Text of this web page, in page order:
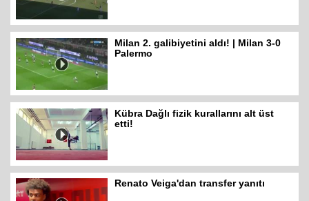
Milan 2. galibiyetini aldı! | Milan 3-0
Palermo
Kübra Dağlı fizik kurallarını alt üst
etti!
Renato Veiga'dan transfer yanıtı